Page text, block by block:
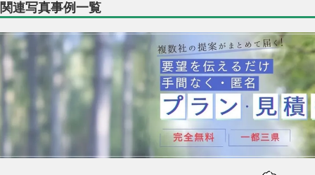
関連写真事例一覧